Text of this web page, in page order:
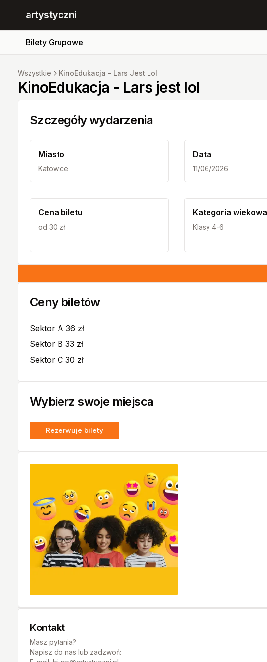
artystyczni
Bilety Grupowe
Wszystkie KinoEdukacja - Lars Jest Lol
KinoEdukacja - Lars jest lol
Szczegóły wydarzenia
Miasto
Katowice
Data
11/06/2026
Cena biletu
od 30 zł
Kategoria wiekowa
Klasy 4-6
Ceny biletów
Sektor A 36 zł
Sektor B 33 zł
Sektor C 30 zł
Wybierz swoje miejsca
Rezerwuje bilety
Kontakt
Masz pytania?
Napisz do nas lub zadzwoń: